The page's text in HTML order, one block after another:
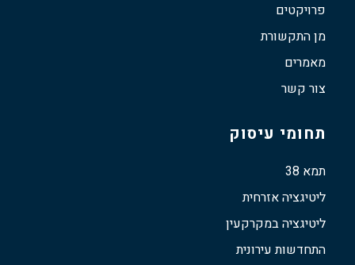
פרויקטים
מן התקשורת
מאמרים
צור קשר
תחומי עיסוק
תמא 38
ליטיגציה אזרחית
ליטיגציה במקרקעין
התחדשות עירונית